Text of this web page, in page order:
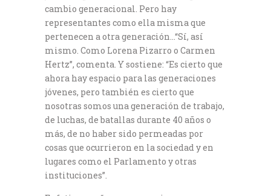
cambio generacional. Pero hay
representantes como ella misma que
pertenecen a otra generación…“Sí, así
mismo. Como Lorena Pizarro o Carmen
Hertz”, comenta. Y sostiene: “Es cierto que
ahora hay espacio para las generaciones
jóvenes, pero también es cierto que
nosotras somos una generación de trabajo,
de luchas, de batallas durante 40 años o
más, de no haber sido permeadas por
cosas que ocurrieron en la sociedad y en
lugares como el Parlamento y otras
instituciones”.